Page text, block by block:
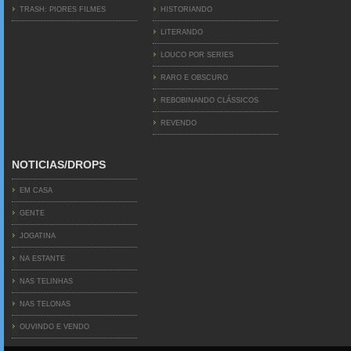
TRASH: PIORES FILMES HISTORIANDO
LITERANDO
LOUCO POR SERIES
RARO E OBSCURO
REBOBINANDO CLÁSSICOS
REVENDO
NOTICIAS/DROPS
EM CASA
GENTE
JOGATINA
NA ESTANTE
NAS TELINHAS
NAS TELONAS
OUVINDO E VENDO